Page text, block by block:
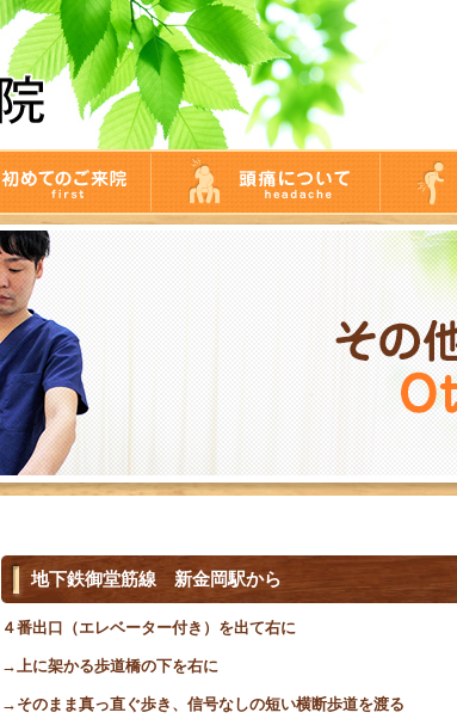
地下鉄御堂筋線 新金岡駅から
４番出口（エレベーター付き）を出て右に
→上に架かる歩道橋の下を右に
→そのまま真っ直ぐ歩き、信号なしの短い横断歩道を渡る